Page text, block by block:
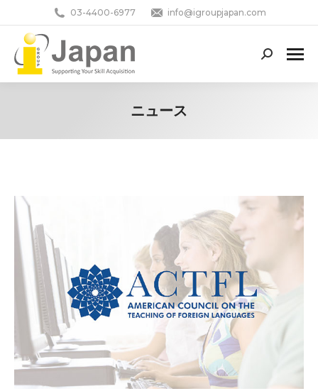
03-4400-6977 info@igroupjapan.com
Search:
ニュース